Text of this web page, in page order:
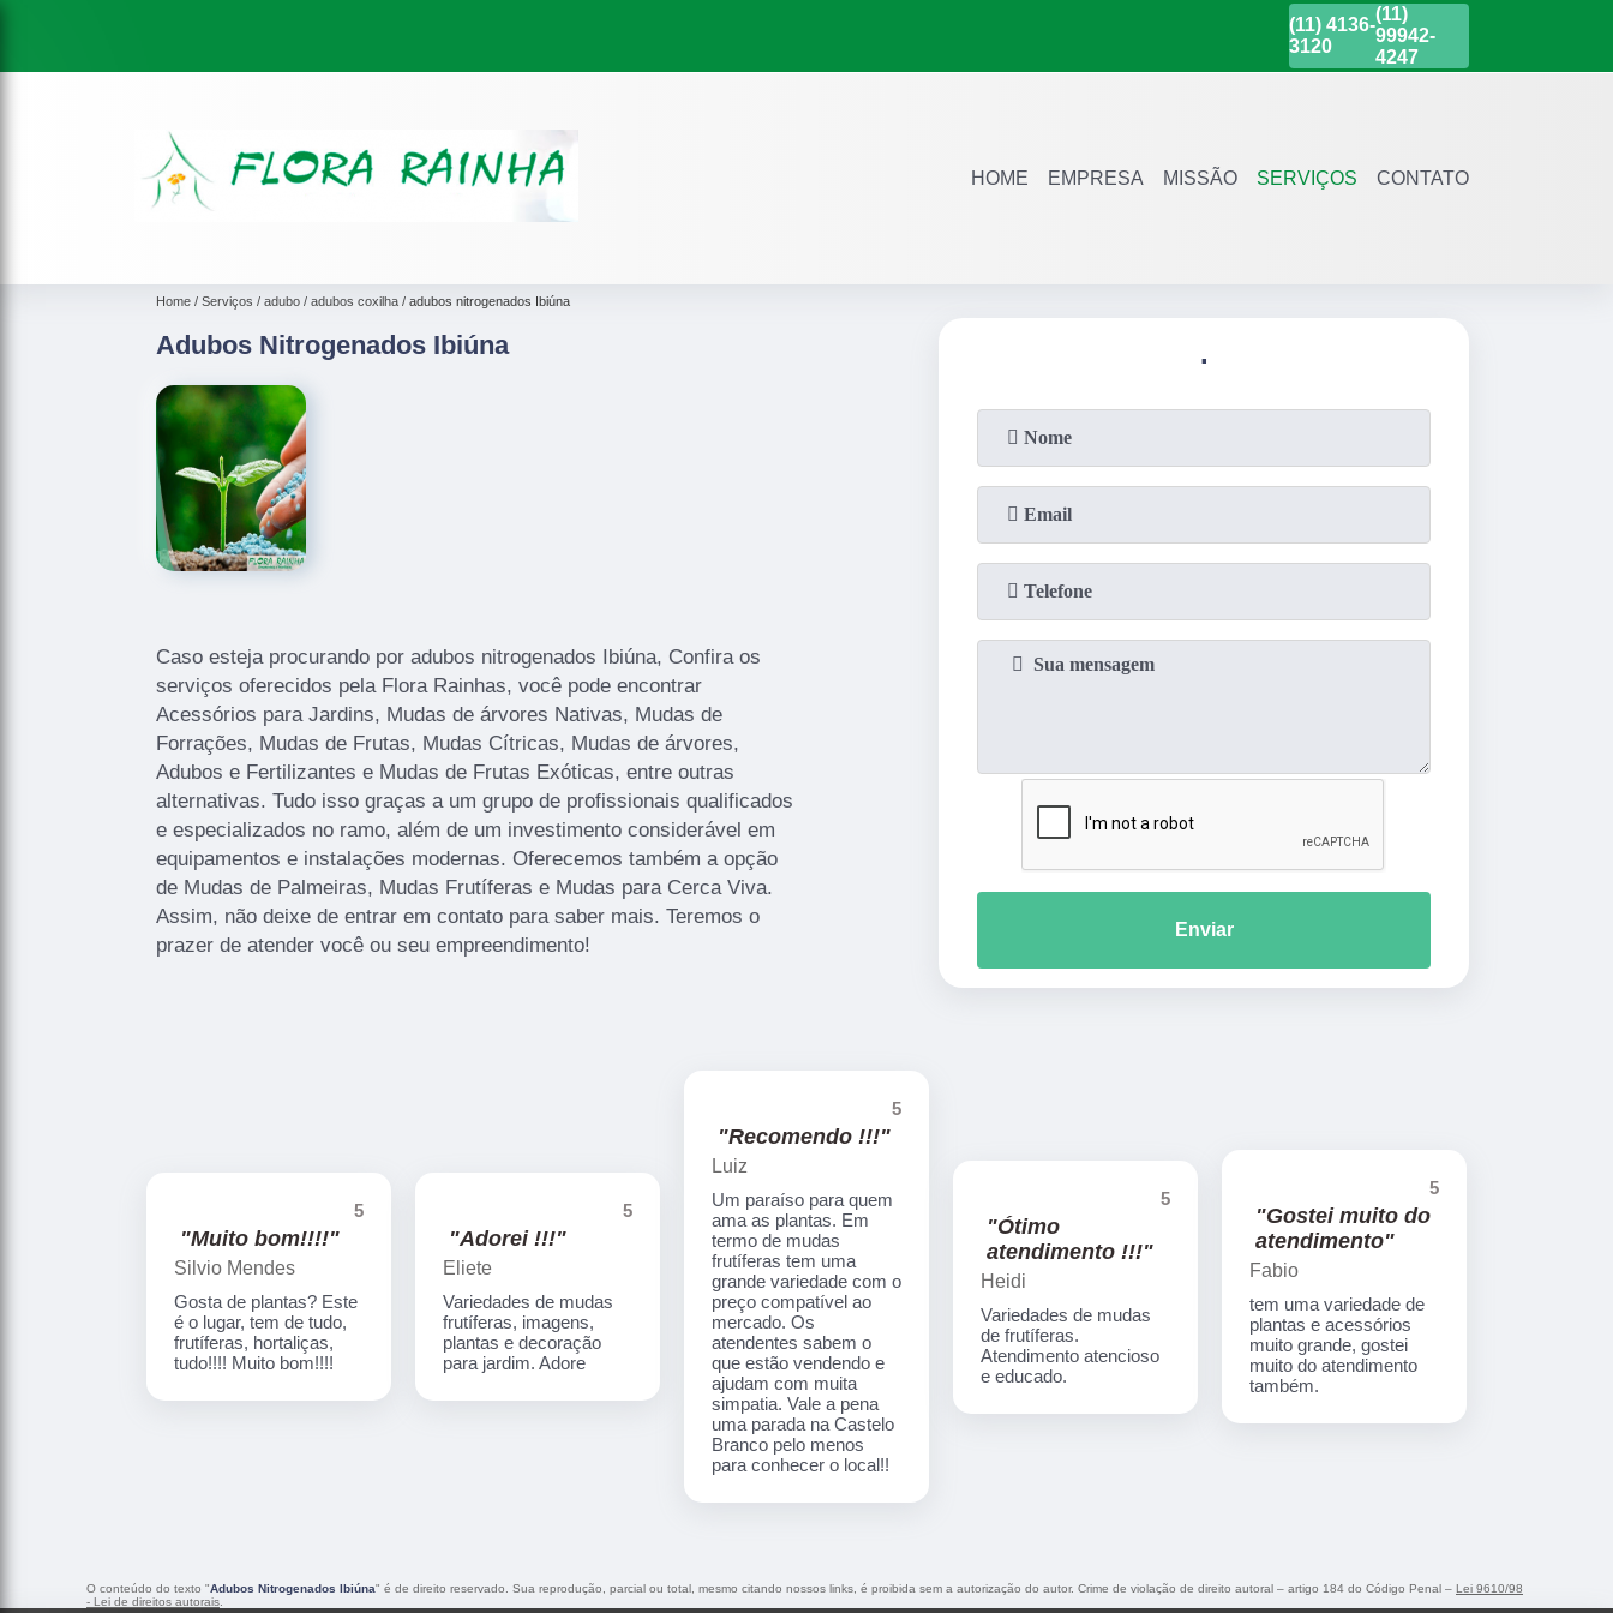
(11) 4136-
3120
(11)
99942-
4247
HOME EMPRESA MISSÃO SERVIÇOS CONTATO
Home Serviços adubo adubos coxilha adubos nitrogenados Ibiúna
Adubos Nitrogenados Ibiúna
Caso esteja procurando por adubos nitrogenados Ibiúna, Confira os
serviços oferecidos pela Flora Rainhas, você pode encontrar
Acessórios para Jardins, Mudas de árvores Nativas, Mudas de
Forrações, Mudas de Frutas, Mudas Cítricas, Mudas de árvores,
Adubos e Fertilizantes e Mudas de Frutas Exóticas, entre outras
alternativas. Tudo isso graças a um grupo de profissionais qualificados
e especializados no ramo, além de um investimento considerável em
equipamentos e instalações modernas. Oferecemos também a opção
de Mudas de Palmeiras, Mudas Frutíferas e Mudas para Cerca Viva.
Assim, não deixe de entrar em contato para saber mais. Teremos o
prazer de atender você ou seu empreendimento!
.
Enviar
5
"Muito bom!!!!"
Silvio Mendes
Gosta de plantas? Este
é o lugar, tem de tudo,
frutíferas, hortaliças,
tudo!!!! Muito bom!!!!
5
"Adorei !!!"
Eliete
Variedades de mudas
frutíferas, imagens,
plantas e decoração
para jardim. Adore
5
"Recomendo !!!"
Luiz
Um paraíso para quem
ama as plantas. Em
termo de mudas
frutíferas tem uma
grande variedade com o
preço compatível ao
mercado. Os
atendentes sabem o
que estão vendendo e
ajudam com muita
simpatia. Vale a pena
uma parada na Castelo
Branco pelo menos
para conhecer o local!!
5
"Ótimo
atendimento !!!"
Heidi
Variedades de mudas
de frutíferas.
Atendimento atencioso
e educado.
5
"Gostei muito do
atendimento"
Fabio
tem uma variedade de
plantas e acessórios
muito grande, gostei
muito do atendimento
também.
O conteúdo do texto "Adubos Nitrogenados Ibiúna" é de direito reservado. Sua reprodução, parcial ou total, mesmo citando nossos links, é proibida sem a autorização do autor. Crime de violação de direito autoral – artigo 184 do Código Penal – Lei 9610/98
- Lei de direitos autorais